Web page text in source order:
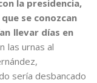
la presidencia,
se conozcan
llevar días en
las urnas al
sería desbancado